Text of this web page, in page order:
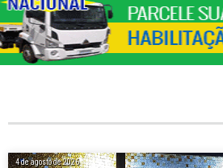
4 de agosto de 2026